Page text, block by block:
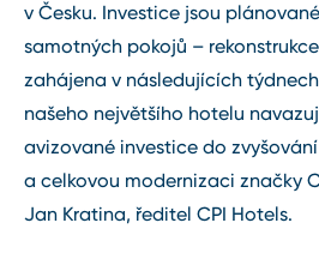
v Česku. Investice jsou
samotných pokojů –
zahájena v následujících
našeho největšího hotelu
avizované investice do
a celkovou modernizaci značky
Jan Kratina, ředitel CPI Hotels.